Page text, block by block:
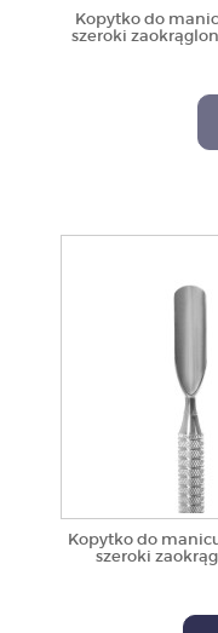
Kopytko do
szeroki
Kopytko do
szeroki